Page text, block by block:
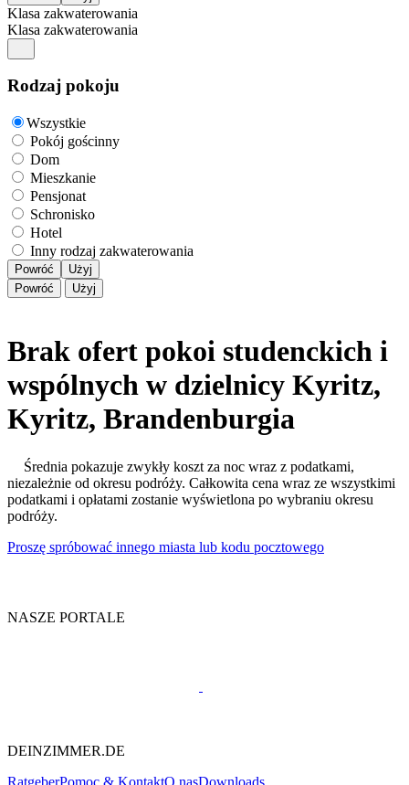
Klasa zakwaterowania
Klasa zakwaterowania
Rodzaj pokoju
Wszystkie
Pokój gościnny
Dom
Mieszkanie
Pensjonat
Schronisko
Hotel
Inny rodzaj zakwaterowania
Powróć
Użyj
Powróć
Użyj
Brak ofert pokoi studenckich i
wspólnych w dzielnicy Kyritz,
Kyritz, Brandenburgia
Średnia pokazuje zwykły koszt za noc wraz z podatkami,
niezależnie od okresu podróży. Całkowita cena wraz ze wszystkimi
podatkami i opłatami zostanie wyświetlona po wybraniu okresu
podróży.
Proszę spróbować innego miasta lub kodu pocztowego
NASZE PORTALE
DEINZIMMER.DE
RatgeberPomoc & KontaktO nasDownloads